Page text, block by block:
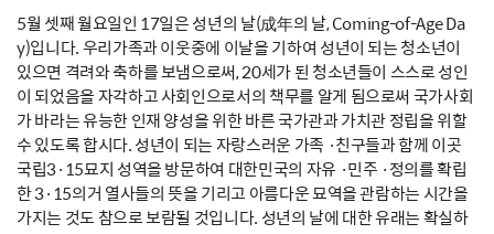
5월 셋째 월요일인 17일은 성년의 날(成年의 날, Coming-of-Age Da
y)입니다. 우리가족과 이웃중에 이날을 기하여 성년이 되는 청소년이
있으면 격려와 축하를 보냄으로써, 20세가 된 청소년들이 스스로 성인
이 되었음을 자각하고 사회인으로서의 책무를 알게 됨으로써 국가사회
가 바라는 유능한 인재 양성을 위한 바른 국가관과 가치관 정립을 위할
수 있도록 합시다. 성년이 되는 자랑스러운 가족 ·친구들과 함께 이곳
국립3·15묘지 성역을 방문하여 대한민국의 자유 ·민주 ·정의를 확립
한 3·15의거 열사들의 뜻을 기리고 아름다운 묘역을 관람하는 시간을
가지는 것도 참으로 보람될 것입니다. 성년의 날에 대한 유래는 확실하